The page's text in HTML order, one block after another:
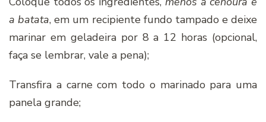
a batata, em um recipiente fundo tampado e deixe
marinar em geladeira por 8 a 12 horas (opcional,
faça se lembrar, vale a pena);
Transfira a carne com todo o marinado para uma
panela grande;